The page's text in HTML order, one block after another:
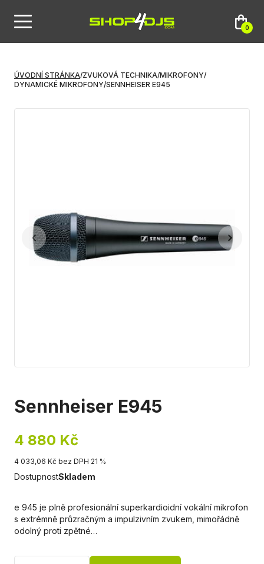
0
ÚVODNÍ STRÁNKA/ZVUKOVÁ TECHNIKA/MIKROFONY/
DYNAMICKÉ MIKROFONY/SENNHEISER E945
Sennheiser E945
4 880 Kč
4 033,06 Kč bez DPH 21 %
DostupnostSkladem
e 945 je plně profesionální superkardioidní vokální mikrofon
s extrémně průzračným a impulzivním zvukem, mimořádně
odolný proti zpětné…